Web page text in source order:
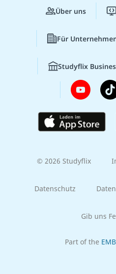
Über uns
Für
Studyflix
© 2026 Studyflix
Datenschutz
Gib uns
Part of the